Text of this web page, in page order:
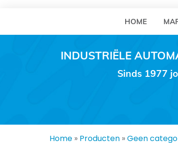
HOME
INDUSTRIËLE
Sinds 1977
Home » Producten »Geen